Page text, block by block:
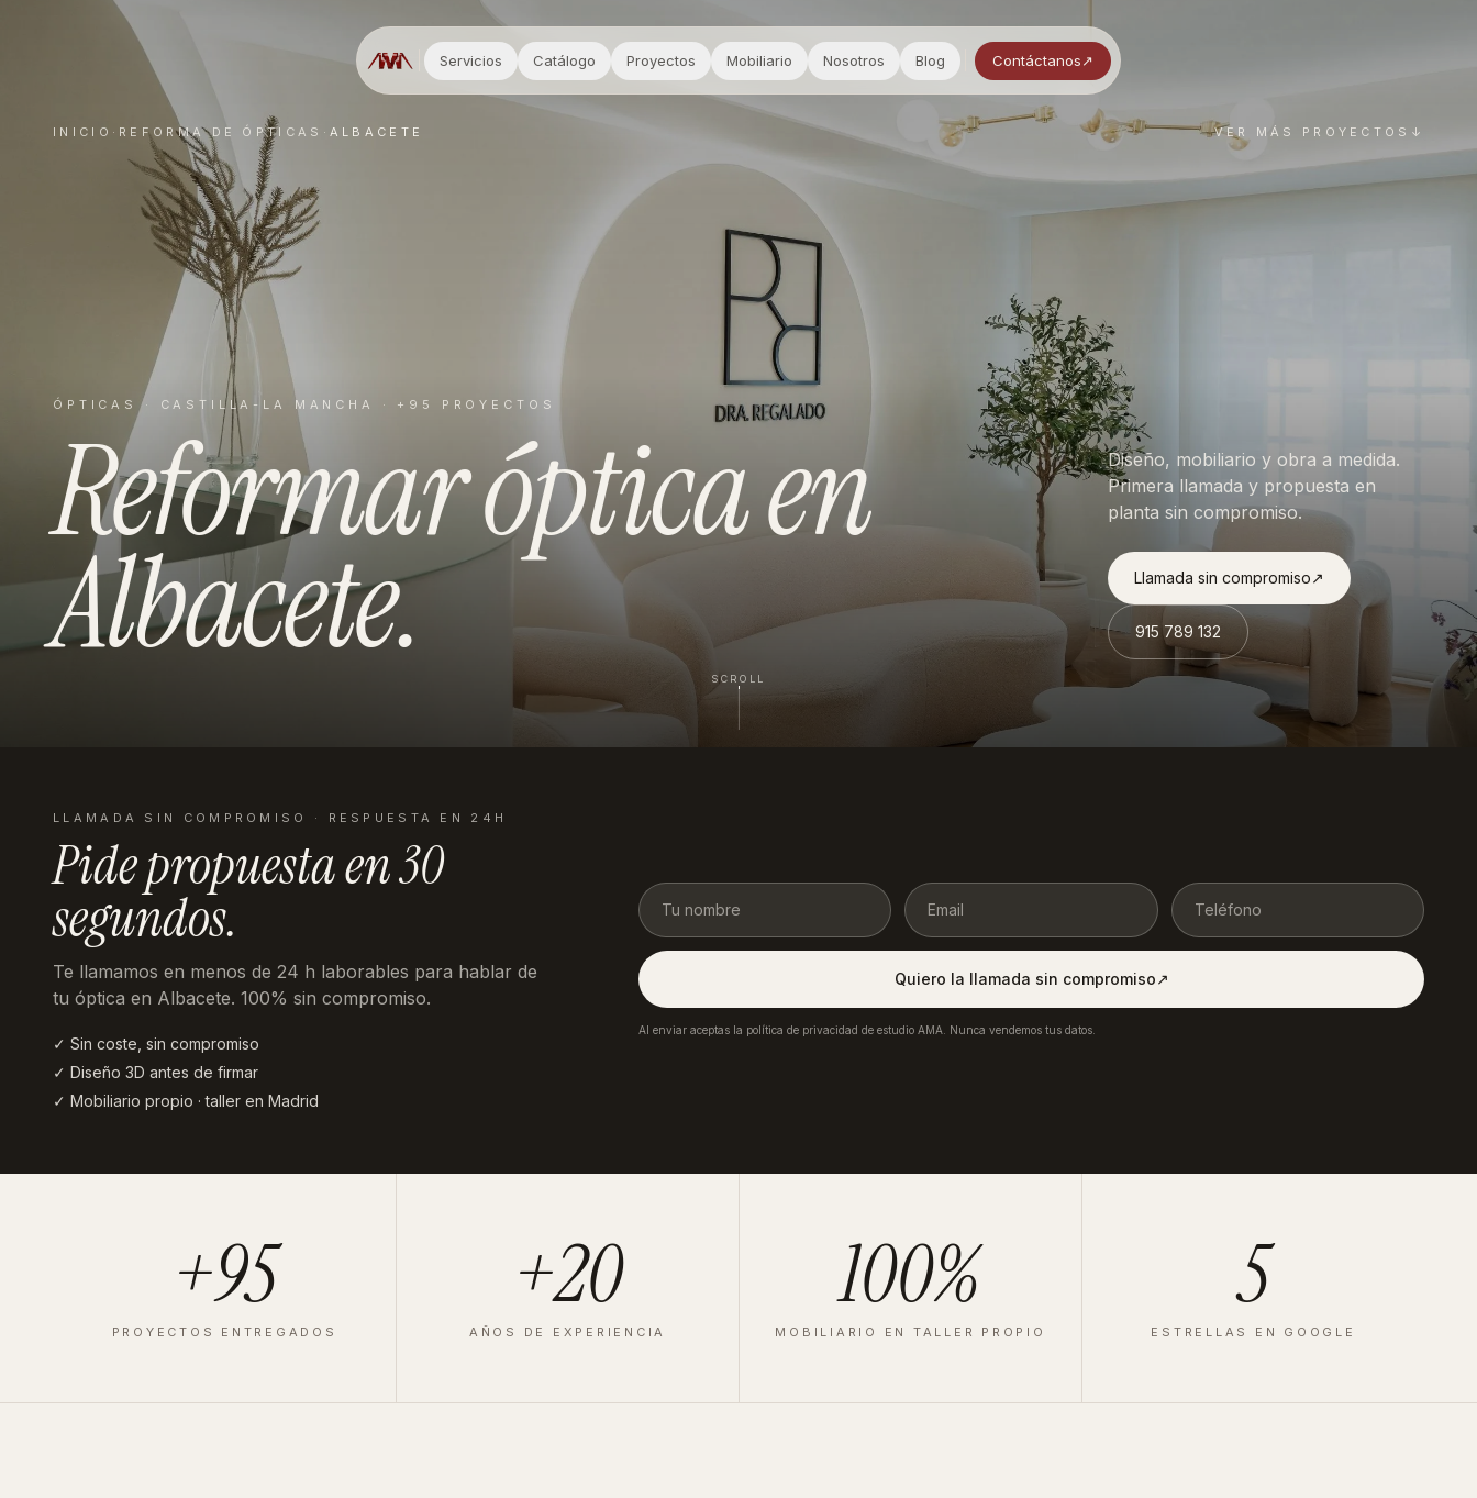
Servicios Catálogo Proyectos Mobiliario Nosotros Blog Contáctanos↗︎
VER MÁS PROYECTOS ↓
INICIO · REFORMA DE ÓPTICAS · ALBACETE
ÓPTICAS · CASTILLA-LA MANCHA · +95 PROYECTOS
Reformarópticaen
Albacete.
Diseño, mobiliario y obra a medida.
Primera llamada y propuesta en
planta sin compromiso.
Llamada sin compromiso↗︎
915 789 132
SCROLL
LLAMADA SIN COMPROMISO · RESPUESTA EN 24H
Pide propuesta en30
segundos.
Te llamamos en menos de 24 h laborables para hablar de
tu óptica en Albacete. 100% sin compromiso.
✓ Sin coste, sin compromiso
✓ Diseño 3D antes de firmar
✓ Mobiliario propio · taller en Madrid
Quiero la llamada sin compromiso↗︎
Al enviar aceptas la política de privacidad de estudio AMA. Nunca vendemos tus datos.
+95
PROYECTOS ENTREGADOS
+20
AÑOS DE EXPERIENCIA
100%
MOBILIARIO EN TALLER PROPIO
5
ESTRELLAS EN GOOGLE